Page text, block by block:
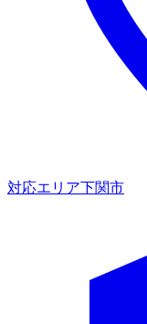
対応エリア下関市